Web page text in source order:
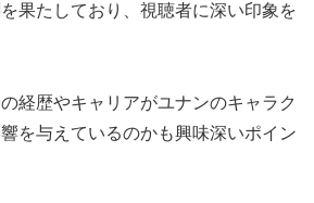
果たしており、視聴者に深い印象を
経歴やキャリアがユナンのキャラク
を与えているのかも興味深いポイン